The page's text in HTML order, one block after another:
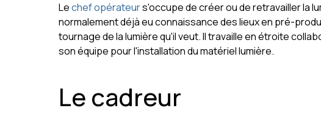
Lechef opérateurs'occupe de créer ou de retravailler la
normalement déjà eu connaissance des lieux en pré-
tournage de la lumière qu'il veut. Il travaille en étroite
son équipe pour l'installation du matériel lumière.
Le cadreur